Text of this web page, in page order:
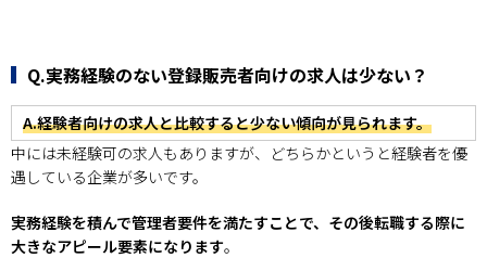
Q.実務経験のない登録販売者向けの求人は少ない？
A.経験者向けの求人と比較すると少ない傾向が見られます。
中には未経験可の求人もありますが、どちらかというと経験者を優
遇している企業が多いです。
実務経験を積んで管理者要件を満たすことで、その後転職する際に
大きなアピール要素になります。